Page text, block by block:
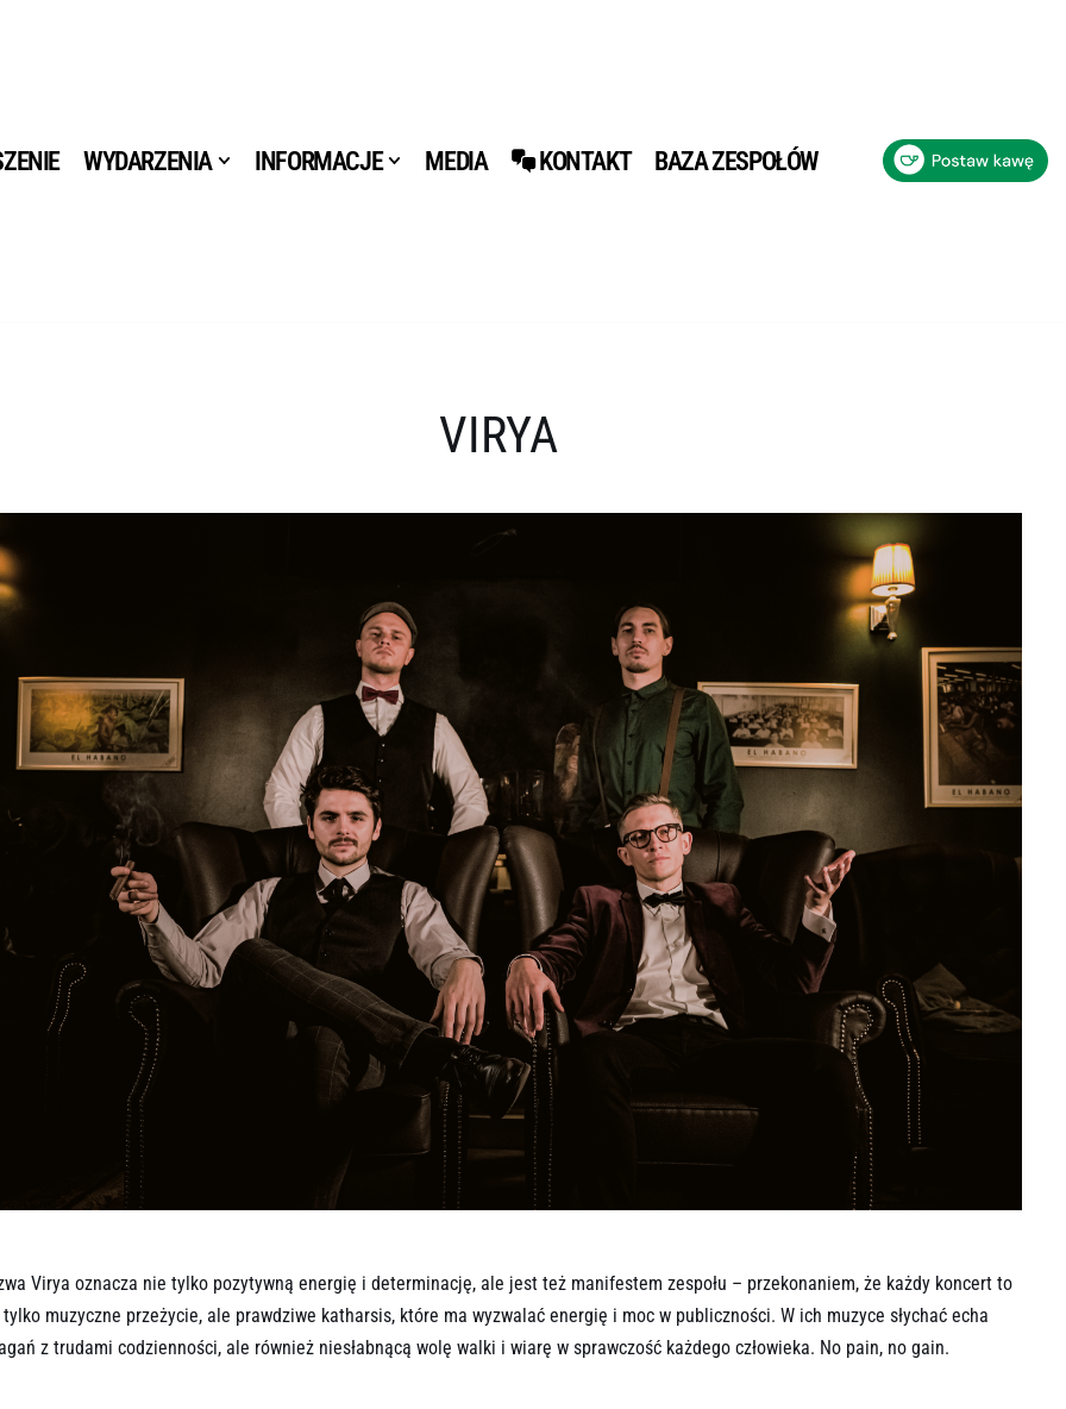
WYDARZENIA INFORMACJE MEDIA KONTAKT BAZA ZESPOŁÓW
VIRYA
Virya oznacza nie tylko pozytywną energię i determinację, ale jest też manifestem zespołu – przekonaniem, że każdy koncert to
muzyczne przeżycie, ale prawdziwe katharsis, które ma wyzwalać energię i moc w publiczności. W ich muzyce słychać echa
z trudami codzienności, ale również niesłabnącą wolę walki i wiarę w sprawczość każdego człowieka. No pain, no gain.